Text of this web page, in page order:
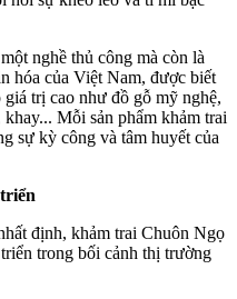
nghề thủ công mà còn là
hóa của Việt Nam, được biết
trị cao như đồ gỗ mỹ nghệ,
Mỗi sản phẩm khảm trai
sự kỳ công và tâm huyết của
định, khảm trai Chuôn Ngọ
trong bối cảnh thị trường